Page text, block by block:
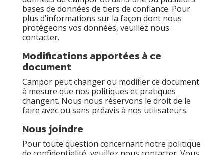
bases de données de tiers de confiance. Pour
plus d’informations sur la façon dont nous
protégeons vos données, veuillez nous
contacter.
Modifications apportées à ce
document
Campor peut changer ou modifier ce document
à mesure que nos politiques et pratiques
changent. Nous nous réservons le droit de le
faire avec ou sans préavis à nos utilisateurs.
Nous joindre
Pour toute question concernant notre politique